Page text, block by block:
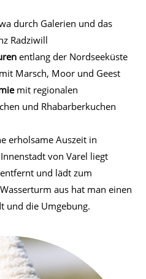
durch Galerien und das
Radziwill
entlang der Nordseeküste
Marsch, Moor und Geest
mit regionalen
und Rhabarberkuchen
erholsame Auszeit in
von Varel liegt
und lädt zum
aus hat man einen
und die Umgebung.